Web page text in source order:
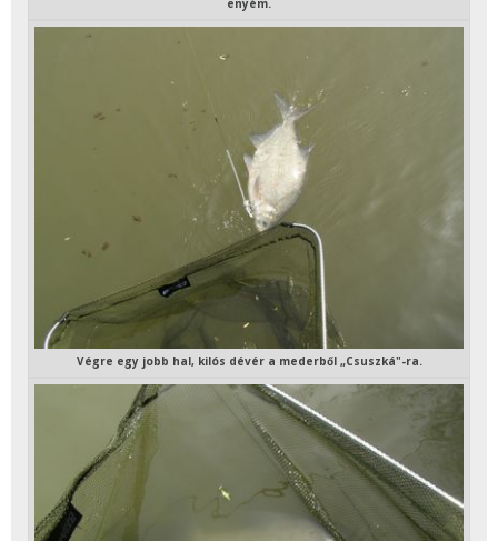
Végre egy jobb hal, kilós dévér a mederből „Csuszká"-ra.